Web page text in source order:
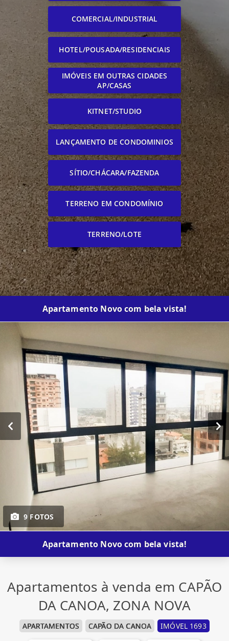
COMERCIAL/INDUSTRIAL
HOTEL/POUSADA/RESIDENCIAIS
IMÓVEIS EM OUTRAS CIDADES
AP/CASAS
KITNET/STUDIO
LANÇAMENTO DE CONDOMINIOS
SÍTIO/CHÁCARA/FAZENDA
TERRENO EM CONDOMÍNIO
TERRENO/LOTE
Apartamento Novo com bela vista!
9 FOTOS
Apartamento Novo com bela vista!
Apartamentos à venda em CAPÃO
DA CANOA, ZONA NOVA
APARTAMENTOS CAPÃO DA CANOA IMÓVEL 1693